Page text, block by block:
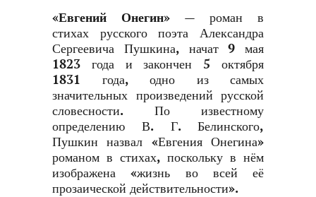
«Евгений Онегин» — роман в
стихах русского поэта Александра
Сергеевича Пушкина, начат 9 мая
1823 года и закончен 5 октября
1831 года, одно из самых
значительных произведений русской
словесности. По известному
определению В. Г. Белинского,
Пушкин назвал «Евгения Онегина»
романом в стихах, поскольку в нём
изображена «жизнь во всей её
прозаической действительности».